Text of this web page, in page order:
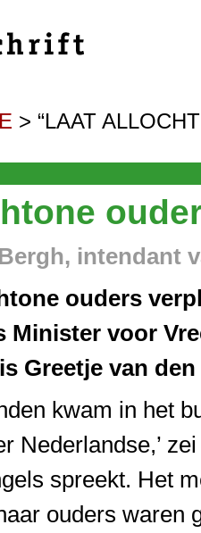
> “LAAT
intendant
ouders
Minister voor
Greetje van
kwam in het
Nederlandse,’
spreekt. Het
ouders waren